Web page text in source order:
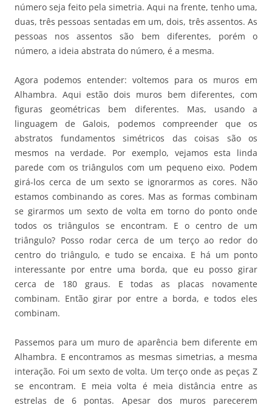
número seja feito pela simetria. Aqui na frente, tenho uma,
duas, três pessoas sentadas em um, dois, três assentos. As
pessoas nos assentos são bem diferentes, porém o
número, a ideia abstrata do número, é a mesma.
Agora podemos entender: voltemos para os muros em
Alhambra. Aqui estão dois muros bem diferentes, com
figuras geométricas bem diferentes. Mas, usando a
linguagem de Galois, podemos compreender que os
abstratos fundamentos simétricos das coisas são os
mesmos na verdade. Por exemplo, vejamos esta linda
parede com os triângulos com um pequeno eixo. Podem
girá-los cerca de um sexto se ignorarmos as cores. Não
estamos combinando as cores. Mas as formas combinam
se girarmos um sexto de volta em torno do ponto onde
todos os triângulos se encontram. E o centro de um
triângulo? Posso rodar cerca de um terço ao redor do
centro do triângulo, e tudo se encaixa. E há um ponto
interessante por entre uma borda, que eu posso girar
cerca de 180 graus. E todas as placas novamente
combinam. Então girar por entre a borda, e todos eles
combinam.
Passemos para um muro de aparência bem diferente em
Alhambra. E encontramos as mesmas simetrias, a mesma
interação. Foi um sexto de volta. Um terço onde as peças Z
se encontram. E meia volta é meia distância entre as
estrelas de 6 pontas. Apesar dos muros parecerem